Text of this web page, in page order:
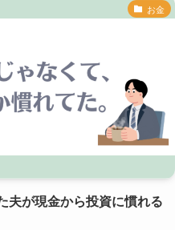
お金
夫が現金から投資に慣れる